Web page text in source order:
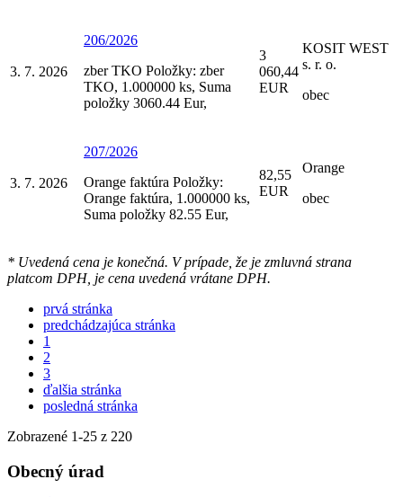
3. 7. 2026
206/2026
zber TKO Položky: zber
TKO, 1.000000 ks, Suma
položky 3060.44 Eur,
3
060,44
EUR
KOSIT WEST
s. r. o.
obec
3. 7. 2026
207/2026
Orange faktúra Položky:
Orange faktúra, 1.000000 ks,
Suma položky 82.55 Eur,
82,55
EUR
Orange
obec
* Uvedená cena je konečná. V prípade, že je zmluvná strana
platcom DPH, je cena uvedená vrátane DPH.
prvá stránka
predchádzajúca stránka
1
2
3
ďalšia stránka
posledná stránka
Zobrazené 1-25 z 220
Obecný úrad